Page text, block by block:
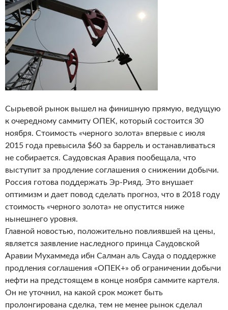
Сырьевой рынок вышел на финишную прямую, ведущую
к очередному саммиту ОПЕК, который состоится 30
ноября. Стоимость «черного золота» впервые с июля
2015 года превысила $60 за баррель и останавливаться
не собирается. Саудовская Аравия пообещала, что
выступит за продление соглашения о снижении добычи.
Россия готова поддержать Эр-Рияд. Это внушает
оптимизм и дает повод сделать прогноз, что в 2018 году
стоимость «черного золота» не опустится ниже
нынешнего уровня.
Главной новостью, положительно повлиявшей на цены,
является заявление наследного принца Саудовской
Аравии Мухаммеда ибн Салман аль Сауда о поддержке
продления соглашения «ОПЕК+» об ограничении добычи
нефти на предстоящем в конце ноября саммите картеля.
Он не уточнил, на какой срок может быть
пролонгирована сделка, тем не менее рынок сделал